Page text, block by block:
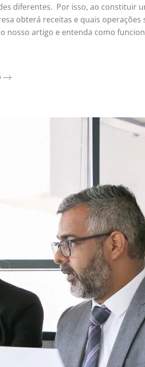
diferentes. Por isso, ao constituir
obterá receitas e quais operações
nosso artigo e entenda como